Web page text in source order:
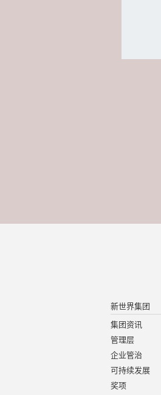
新世界集团
集团资讯
管理层
企业管治
可持续发展
奖项